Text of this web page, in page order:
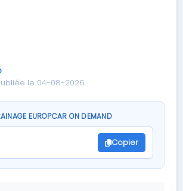
le 04-08-2026
EUROPCAR ON DEMAND
Copier